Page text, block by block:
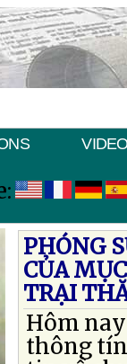
PHÓNG
CỦA
TRẠI
Hôm
thông tín